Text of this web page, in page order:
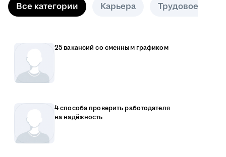
Все категории Карьера Трудовое право
25 вакансий со сменным графиком
4 способа проверить работодателя
на надёжность